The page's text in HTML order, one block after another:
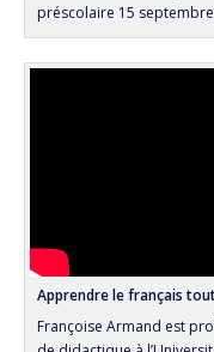
préscolaire 15
Apprendre le français
Françoise Armand est